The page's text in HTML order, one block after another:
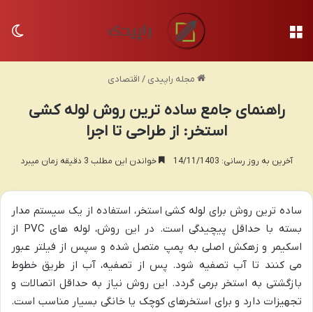
مجله راپیدی / اقتصادی
راهنمای جامع ساده ترین روش لوله کشی
استخر: از طراحی تا اجرا
آخرین به روز رسانی: 14/11/1403 خواندن این مطلب 3 دقیقه زمان میبرد
ساده ترین روش برای لوله کشی استخر، استفاده از یک سیستم مدار
بسته با حداقل پیچیدگی است. در این روش، لوله هایPVC
از
اسکیمر و زهکش اصلی به پمپ متصل شده و سپس از فیلتر عبور
می کنند تا آب تصفیه شود. پس از تصفیه، آب از طریق خطوط
بازگشتی به استخر برمی گردد. این روش نیاز به حداقل اتصالات و
تجهیزات دارد و برای استخرهای کوچک یا خانگی بسیار مناسب است.